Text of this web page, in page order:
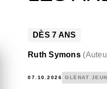
DÈS7 ANS
Ruth Symons (
07.10.2026 GLÉNAT